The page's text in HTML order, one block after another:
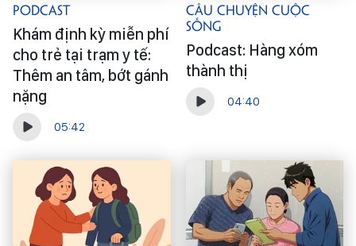
Podcast
Khám định kỳ miễn phí
cho trẻ tại trạm y tế:
Thêm an tâm, bớt gánh
nặng
05:42
Câu Chuyện Cuộc
Sống
Podcast: Hàng xóm
thành thị
04:40